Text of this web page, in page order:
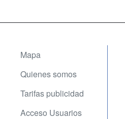
Mapa
Quienes somos
Tarifas publicidad
Acceso Usuarios